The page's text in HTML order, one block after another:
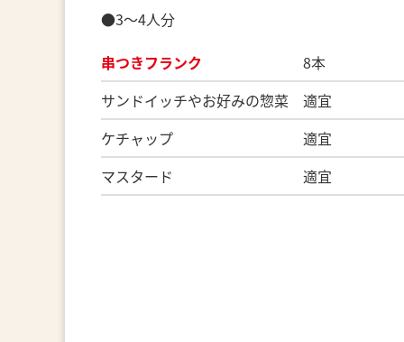
●3～4人分
串つきフランク 8本
サンドイッチやお好みの惣菜 適宜
ケチャップ 適宜
マスタード 適宜